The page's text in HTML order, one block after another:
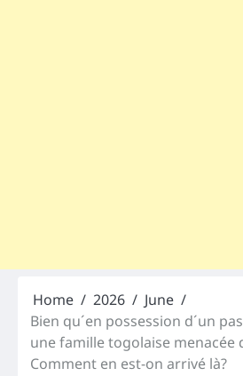
Home 2026
June
Bien qu´en possession d´un
une famille togolaise menacée
Comment en est-on arrivé là?